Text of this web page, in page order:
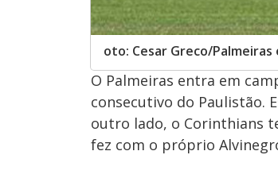
oto: Cesar Greco/
O Palmeiras entra em
consecutivo do Paulistão.
outro lado, o Corinthians
fez com o próprio